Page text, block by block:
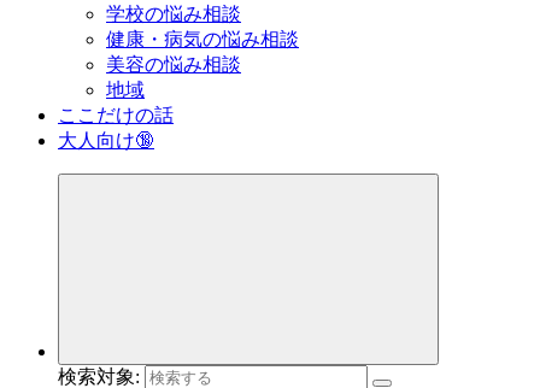
学校の悩み相談
健康・病気の悩み相談
美容の悩み相談
地域
ここだけの話
大人向け🔞
検索対象: